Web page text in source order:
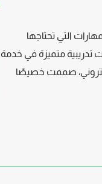
التي تحتاجها
تدريبية متميزة في خدمة
صممت خصيصًا